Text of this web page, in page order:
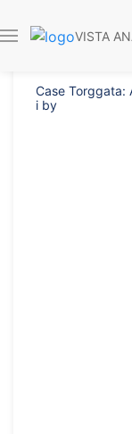
VISTA
Case Torggata:
i by